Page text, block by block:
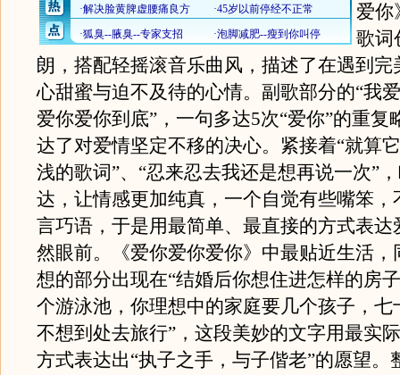
爱你
歌词
朗，搭配轻摇滚音乐曲风，描述了在遇到完
心甜蜜与迫不及待的心情。副歌部分的“我
爱你爱你到底”，一句多达5次“爱你”的重复
达了对爱情坚定不移的决心。紧接着“就算
浅的歌词”、“忍来忍去我还是想再说一次”
达，让情感更加纯真，一个自觉有些嘴笨，
言巧语，于是用最简单、最直接的方式表达
然眼前。《爱你爱你爱你》中最贴近生活，
想的部分出现在“结婚后你想住进怎样的房
个游泳池，你理想中的家庭要几个孩子，七
不想到处去旅行”，这段美妙的文字用最实
方式表达出“执子之手，与子偕老”的愿望。